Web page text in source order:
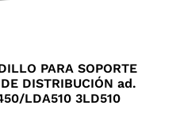
PARA SOPORTE
DISTRIBUCIÓN ad.
LDA510 3LD510